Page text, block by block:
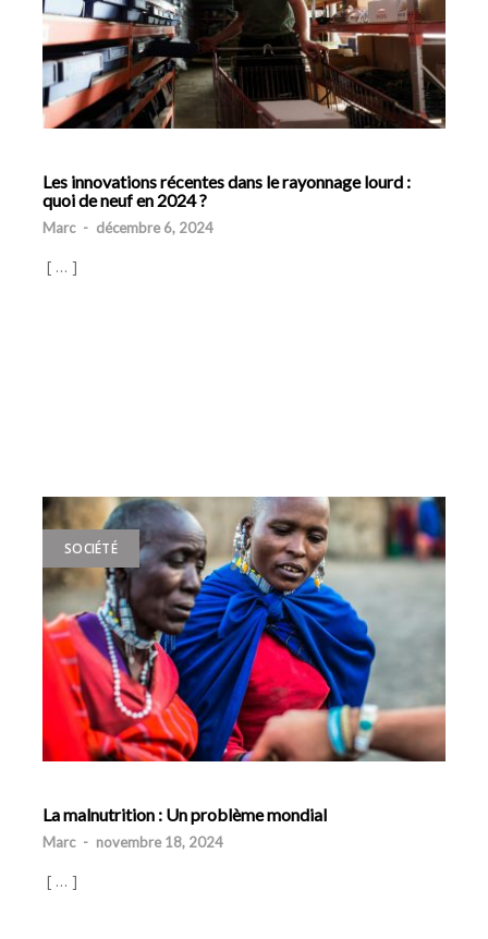
Les innovations récentes dans le rayonnage lourd :
quoi de neuf en 2024 ?
Marc - décembre 6, 2024
[ … ]
SOCIÉTÉ
La malnutrition : Un problème mondial
Marc - novembre 18, 2024
[ … ]